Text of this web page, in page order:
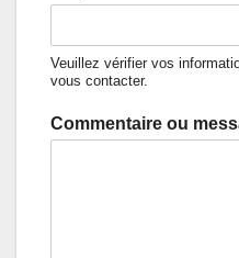
Veuillez vérifier vos
vous contacter.
Commentaire ou